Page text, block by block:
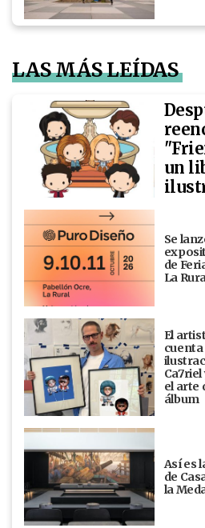
LAS MÁS LEÍDAS
un
Se
de
La
El
el arte
álbum
Así es
de
la